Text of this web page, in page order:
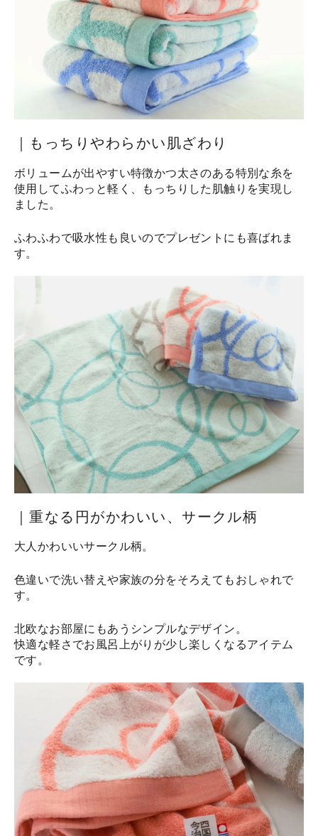
｜もっちりやわらかい肌ざわり
ボリュームが出やすい特徴かつ太さのある特別な糸を
使用してふわっと軽く、もっちりした肌触りを実現し
ました。
ふわふわで吸水性も良いのでプレゼントにも喜ばれま
す。
｜重なる円がかわいい、サークル柄
大人かわいいサークル柄。
色違いで洗い替えや家族の分をそろえてもおしゃれで
す。
北欧なお部屋にもあうシンプルなデザイン。
快適な軽さでお風呂上がりが少し楽しくなるアイテム
です。